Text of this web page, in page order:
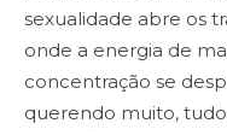
sexualidade abre os
onde a energia de
concentração se
querendo muito,